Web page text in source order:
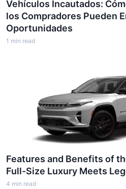
Vehículos Incautados:
los Compradores Pueden
Oportunidades
1 min read
Features and Benefits of
Full-Size Luxury Meets
4 min read